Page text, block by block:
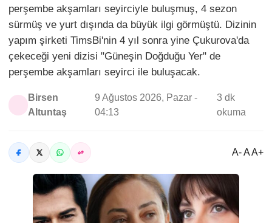
perşembe akşamları seyirciyle buluşmuş, 4 sezon
sürmüş ve yurt dışında da büyük ilgi görmüştü. Dizinin
yapım şirketi TimsBi'nin 4 yıl sonra yine Çukurova'da
çekeceği yeni dizisi "Güneşin Doğduğu Yer" de
perşembe akşamları seyirci ile buluşacak.
Birsen
Altuntaş
9 Ağustos 2026, Pazar -
04:13
3 dk
okuma
A- A A+